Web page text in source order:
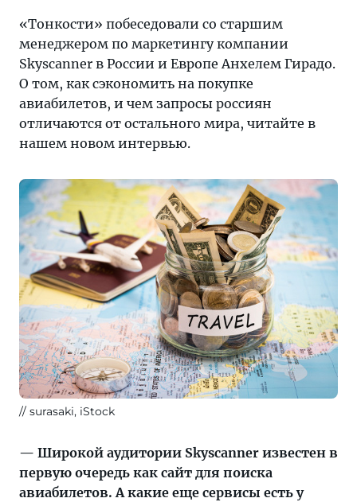
—
сайтов,
которые
собирают
самые
выгодные
предложения
в
одном
месте.
«Тонкости»
побеседовали
со
старшим
менеджером
по
маркетингу
Skyscanner
в
Европе.
«Тонкости» побеседовали со старшим
менеджером по маркетингу компании
Skyscanner в России и Европе Анхелем Гирадо.
О том, как сэкономить на покупке
авиабилетов, и чем запросы россиян
отличаются от остального мира, читайте в
нашем новом интервью.
surasaki, iStock
— Широкой аудитории Skyscanner известен в
первую очередь как сайт для поиска
авиабилетов. А какие еще сервисы есть у